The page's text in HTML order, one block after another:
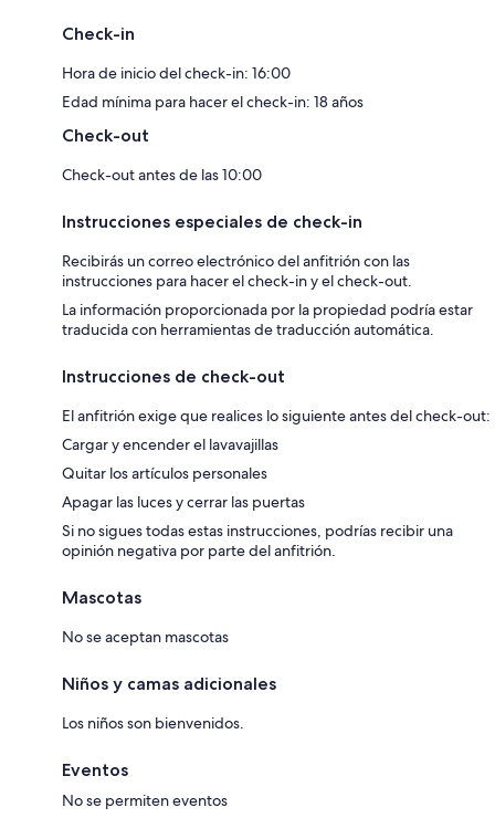
Check-in
Hora de inicio del check-in: 16:00
Edad mínima para hacer el check-in: 18 años
Check-out
Check-out antes de las 10:00
Instrucciones especiales de check-in
Recibirás un correo electrónico del anfitrión con las
instrucciones para hacer el check-in y el check-out.
La información proporcionada por la propiedad podría estar
traducida con herramientas de traducción automática.
Instrucciones de check-out
El anfitrión exige que realices lo siguiente antes del check-out:
Cargar y encender el lavavajillas
Quitar los artículos personales
Apagar las luces y cerrar las puertas
Si no sigues todas estas instrucciones, podrías recibir una
opinión negativa por parte del anfitrión.
Mascotas
No se aceptan mascotas
Niños y camas adicionales
Los niños son bienvenidos.
Eventos
No se permiten eventos